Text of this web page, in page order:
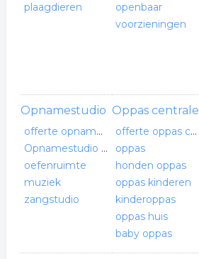
plaagdieren
openbaar
voorzieningen
Opnamestudio
offerte opnamestudio
Opnamestudio verhuur
oefenruimte
muziek
zangstudio
Oppas centrale
offerte oppas centrale
oppas
honden oppas
oppas kinderen
kinderoppas
oppas huis
baby oppas